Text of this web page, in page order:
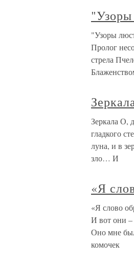
"Узоры
"Узоры
Пролог
стрела
Зеркала О,
гладкого
луна, и в
зло… И
«Я
«Я слово
И вот они –
Оно мне
комочек